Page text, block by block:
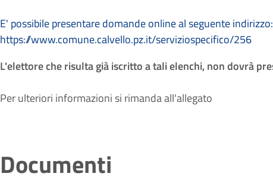
E' possibile presentare domande online al seguente indirizzo:
https://www.comune.calvello.pz.it/serviziospecifico/256
L'elettore che risulta già iscritto a tali elenchi, non dovrà
Per ulteriori informazioni si rimanda all'allegato
Documenti